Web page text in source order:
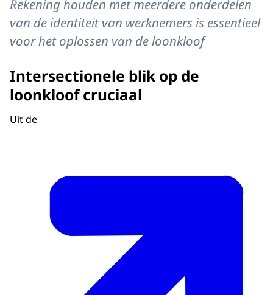
Rekening houden met meerdere onderdelen
van de identiteit van werknemers is essentieel
voor het oplossen van de loonkloof
Intersectionele blik op de
loonkloof cruciaal
Uit de